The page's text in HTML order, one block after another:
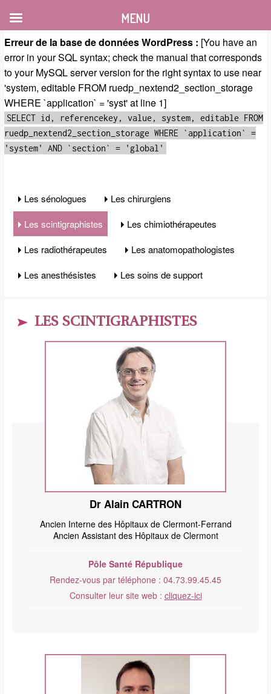
Erreur de la base de données WordPress : [You have an
error in your SQL syntax; check the manual that corresponds
to your MySQL server version for the right syntax to use near
'system, editable FROM ruedp_nextend2_section_storage
WHERE `application` = 'syst' at line 1]
SELECT id, referencekey, value, system, editable FROM
ruedp_nextend2_section_storage WHERE `application` =
'system' AND `section` = 'global'
Les sénologues
Les chirurgiens
Les scintigraphistes
Les chimiothérapeutes
Les radiothérapeutes
Les anatomopathologistes
Les anesthésistes
Les soins de support
LES SCINTIGRAPHISTES
Dr Alain CARTRON
Ancien Interne des Hôpitaux de Clermont-Ferrand
Ancien Assistant des Hôpitaux de Clermont
Pôle Santé République
Rendez-vous par téléphone : 04.73.99.45.45
Consulter leur site web : cliquez-ici
MENU